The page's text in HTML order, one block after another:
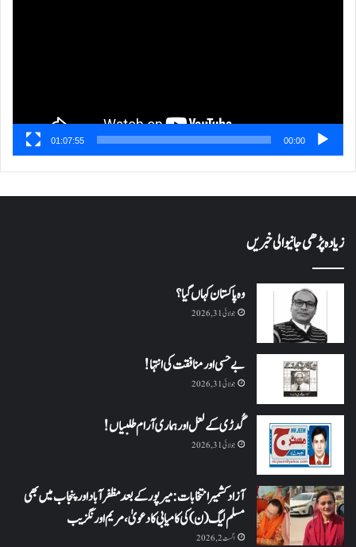
00:00
01:07:55
زیادہ پڑھی جانیوالی خبریں
وہ پاکستان کہاں گیا؟
جولائی 31, 2026
بے حسی اور منافقت کی انتہا !
جولائی 31, 2026
گُدڑی کے لعل اور ہماری آرام طلبیاں!
جولائی 31, 2026
آزاد کشمیر انتخابات: میرپور کے بعد مظفرآباد اور پنجاب میں بھی
مسلم لیگ (ن) کی کامیابی کا دعویٰ، مریم اورنگزیب
اگست 2, 2026